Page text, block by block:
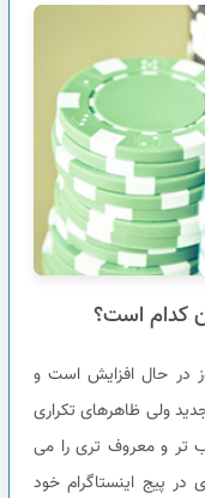
کدام است؟
در حال افزایش است و
ولی ظاهرهای تکراری
تر و معروف تری را می
پیج اینستاگرام خود